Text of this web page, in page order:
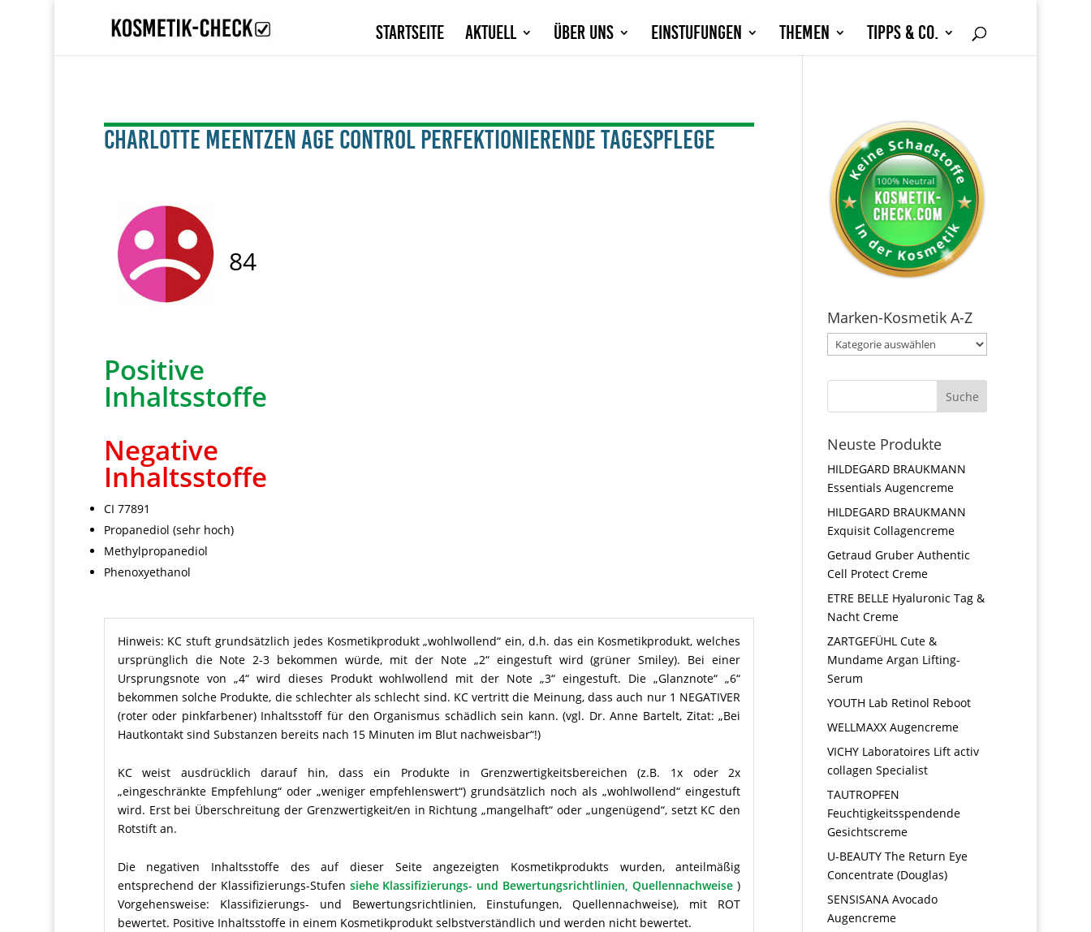
Startseite Aktuell Über Uns Einstufungen Themen Tipps & Co.
CHARLOTTE MEENTZEN Age Control Perfektionierende Tagespflege
84
Positive
Inhaltsstoffe
Negative
Inhaltsstoffe
CI 77891
Propanediol (sehr hoch)
Methylpropanediol
Phenoxyethanol
Hinweis: KC stuft grundsätzlich jedes Kosmetikprodukt „wohlwollend“ ein, d.h. das ein Kosmetikprodukt, welches
ursprünglich die Note 2-3 bekommen würde, mit der Note „2“ eingestuft wird (grüner Smiley). Bei einer
Ursprungsnote von „4“ wird dieses Produkt wohlwollend mit der Note „3“ eingestuft. Die „Glanznote“ „6“
bekommen solche Produkte, die schlechter als schlecht sind. KC vertritt die Meinung, dass auch nur 1 NEGATIVER
(roter oder pinkfarbener) Inhaltsstoff für den Organismus schädlich sein kann. (vgl. Dr. Anne Bartelt, Zitat: „Bei
Hautkontakt sind Substanzen bereits nach 15 Minuten im Blut nachweisbar“!)
KC weist ausdrücklich darauf hin, dass ein Produkte in Grenzwertigkeitsbereichen (z.B. 1x oder 2x
„eingeschränkte Empfehlung“ oder „weniger empfehlenswert“) grundsätzlich noch als „wohlwollend“ eingestuft
wird. Erst bei Überschreitung der Grenzwertigkeit/en in Richtung „mangelhaft“ oder „ungenügend“, setzt KC den
Rotstift an.
Die negativen Inhaltsstoffe des auf dieser Seite angezeigten Kosmetikprodukts wurden, anteilmäßig
entsprechend der Klassifizierungs-Stufen siehe Klassifizierungs- und Bewertungsrichtlinien, Quellennachweise)
Vorgehensweise: Klassifizierungs- und Bewertungsrichtlinien, Einstufungen, Quellennachweise), mit ROT
bewertet. Positive Inhaltsstoffe in einem Kosmetikprodukt selbstverständlich und werden nicht bewertet.
Marken-Kosmetik A-Z
Neuste Produkte
HILDEGARD BRAUKMANN
Essentials Augencreme
HILDEGARD BRAUKMANN
Exquisit Collagencreme
Getraud Gruber Authentic
Cell Protect Creme
ETRE BELLE Hyaluronic Tag &
Nacht Creme
ZARTGEFÜHL Cute &
Mundame Argan Lifting-
Serum
YOUTH Lab Retinol Reboot
WELLMAXX Augencreme
VICHY Laboratoires Lift activ
collagen Specialist
TAUTROPFEN
Feuchtigkeitsspendende
Gesichtscreme
U-BEAUTY The Return Eye
Concentrate (Douglas)
SENSISANA Avocado
Augencreme